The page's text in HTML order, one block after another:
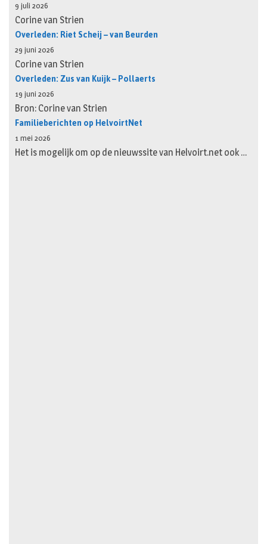
9 juli 2026
Corine van Strien
Overleden: Riet Scheij – van Beurden
29 juni 2026
Corine van Strien
Overleden: Zus van Kuijk – Pollaerts
19 juni 2026
Bron: Corine van Strien
Familieberichten op HelvoirtNet
1 mei 2026
Het is mogelijk om op de nieuwssite van Helvoirt.net ook …